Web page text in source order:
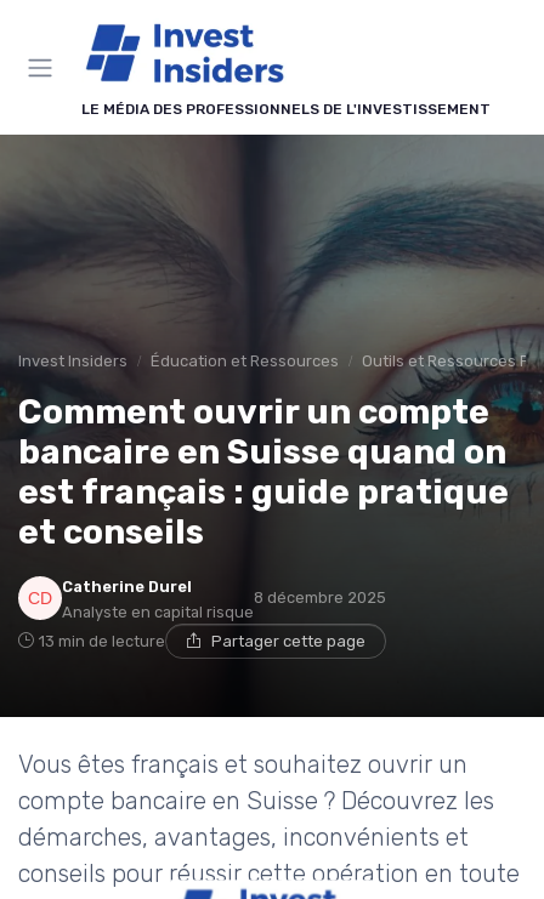
LE MÉDIA DES PROFESSIONNELS DE L'INVESTISSEMENT
Invest Insiders Éducation et Ressources Outils et Ressources
Comment ouvrir un compte
bancaire en Suisse quand on
est français : guide pratique
et conseils
Catherine Durel
Analyste en capital risque
8 décembre 2025
13 min de lecture Partager cette page
Vous êtes français et souhaitez ouvrir un
compte bancaire en Suisse ? Découvrez les
démarches, avantages, inconvénients et
conseils pour réussir cette opération en toute